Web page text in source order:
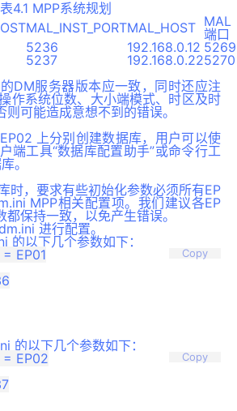
表4.1 MPP系统规划
MAL_INST_PORTMAL_HOST MAL
端口
5236 192.168.0.12 5269
5237 192.168.0.225270
DM服务器版本应一致，同时还应注
作系统位数、大小端模式、时区及时
可能造成意想不到的错误。
上分别创建数据库，用户可以使
端工具“数据库配置助手”或命令行工
。
时，要求有些初始化参数必须所有EP
MPP相关配置项。我们建议各EP
保持一致，以免产生错误。
进行配置。
的以下几个参数如下：
Copy
EP01
的以下几个参数如下：
Copy
= EP02